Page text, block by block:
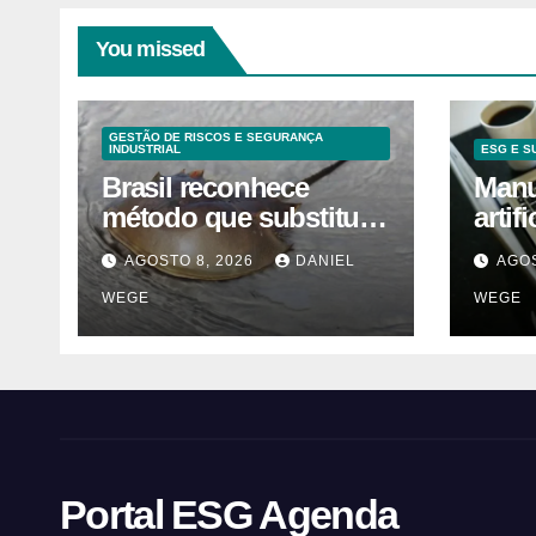
You missed
GESTÃO DE RISCOS E SEGURANÇA
INDUSTRIAL
Brasil reconhece
método que substitui
uso de sangue de
caranguejo-ferradura
em testes
farmacêuticos
AGOSTO 8, 2026 DANIEL
WEGE
ESG E
WEGE
Portal ESG Agenda